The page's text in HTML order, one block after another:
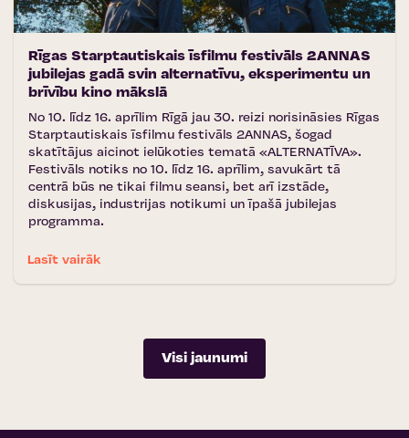
Rīgas Starptautiskais īsfilmu festivāls 2ANNAS
jubilejas gadā svin alternatīvu, eksperimentu un
brīvību kino mākslā
No 10. līdz 16. aprīlim Rīgā jau 30. reizi norisināsies Rīgas
Starptautiskais īsfilmu festivāls 2ANNAS, šogad
skatītājus aicinot ielūkoties tematā «ALTERNATĪVA».
Festivāls notiks no 10. līdz 16. aprīlim, savukārt tā
centrā būs ne tikai filmu seansi, bet arī izstāde,
diskusijas, industrijas notikumi un īpašā jubilejas
programma.
Lasīt vairāk
Visi jaunumi